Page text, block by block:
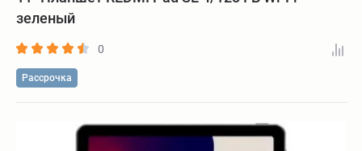
зеленый
0
Рассрочка